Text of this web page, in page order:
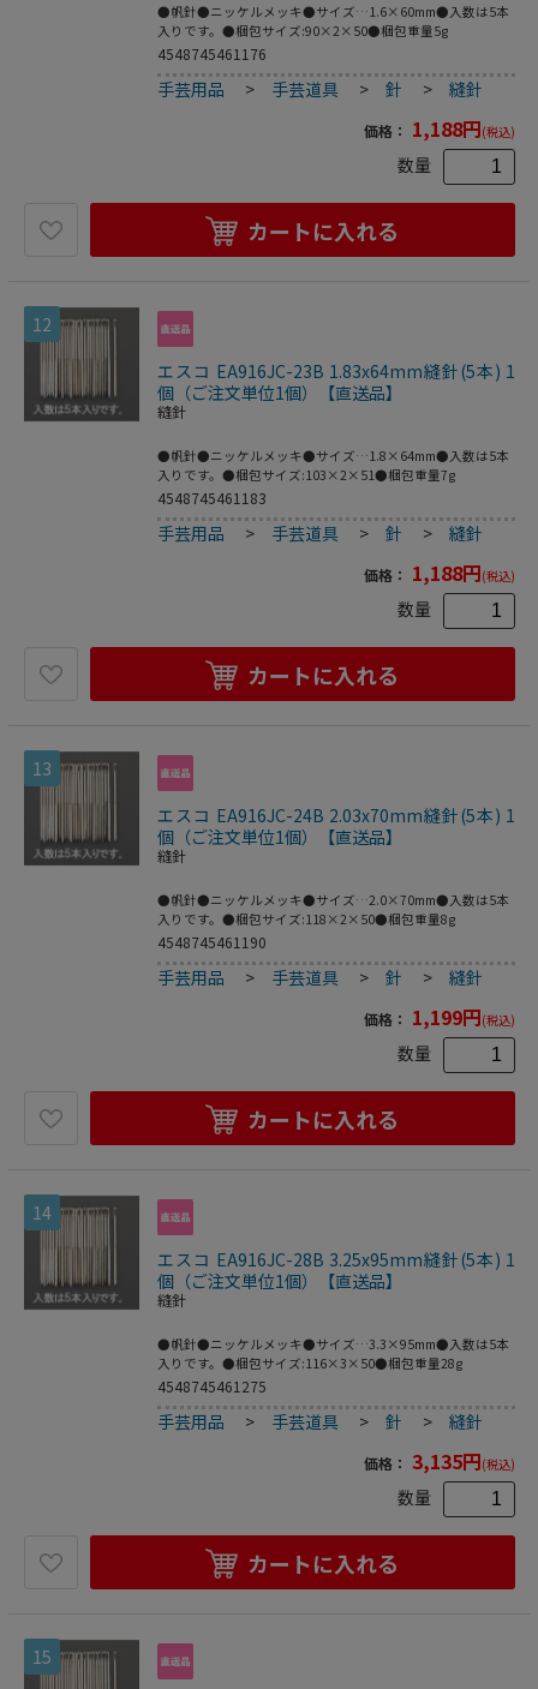
●帆針●ニッケルメッキ●サイズ…1.6×60mm●入数は5本
入りです。●梱包サイズ:90×2×50●梱包重量5g
4548745461176
手芸用品 > 手芸道具 >針 >縫針
価格： 1,188円(税込)
数量
カートに入れる
12
エスコ EA916JC-23B 1.83x64mm縫針(5本) 1
個（ご注文単位1個）【直送品】
縫針
●帆針●ニッケルメッキ●サイズ…1.8×64mm●入数は5本
入りです。●梱包サイズ:103×2×51●梱包重量7g
4548745461183
手芸用品 > 手芸道具 >針 >縫針
価格： 1,188円(税込)
数量
カートに入れる
13
エスコ EA916JC-24B 2.03x70mm縫針(5本) 1
個（ご注文単位1個）【直送品】
縫針
●帆針●ニッケルメッキ●サイズ…2.0×70mm●入数は5本
入りです。●梱包サイズ:118×2×50●梱包重量8g
4548745461190
手芸用品 > 手芸道具 >針 >縫針
価格： 1,199円(税込)
数量
カートに入れる
14
エスコ EA916JC-28B 3.25x95mm縫針(5本) 1
個（ご注文単位1個）【直送品】
縫針
●帆針●ニッケルメッキ●サイズ…3.3×95mm●入数は5本
入りです。●梱包サイズ:116×3×50●梱包重量28g
4548745461275
手芸用品 > 手芸道具 >針 >縫針
価格： 3,135円(税込)
数量
カートに入れる
15